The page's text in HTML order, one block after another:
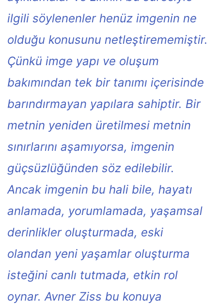
ilgili söylenenler henüz imgenin ne
olduğu konusunu netleştirememiştir.
Çünkü imge yapı ve oluşum
bakımından tek bir tanımı içerisinde
barındırmayan yapılara sahiptir. Bir
metnin yeniden üretilmesi metnin
sınırlarını aşamıyorsa, imgenin
güçsüzlüğünden söz edilebilir.
Ancak imgenin bu hali bile, hayatı
anlamada, yorumlamada, yaşamsal
derinlikler oluşturmada, eski
olandan yeni yaşamlar oluşturma
isteğini canlı tutmada, etkin rol
oynar. Avner Ziss bu konuya